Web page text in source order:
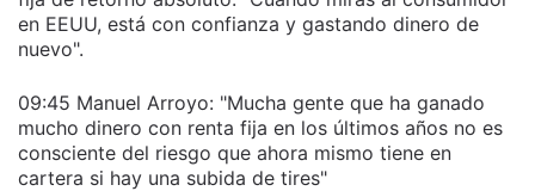
en EEUU, está con confianza y gastando dinero de
nuevo".
09:45 Manuel Arroyo: "Mucha gente que ha ganado
mucho dinero con renta fija en los últimos años no es
consciente del riesgo que ahora mismo tiene en
cartera si hay una subida de tires"